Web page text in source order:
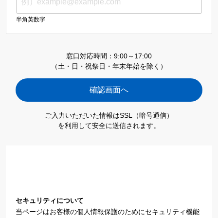
半角英数字
窓口対応時間：9:00～17:00
（土・日・祝祭日・年末年始を除く）
ご入力いただいた情報はSSL（暗号通信）
を利用して安全に送信されます。
セキュリティについて
当ページはお客様の個人情報保護のためにセキュリティ機能